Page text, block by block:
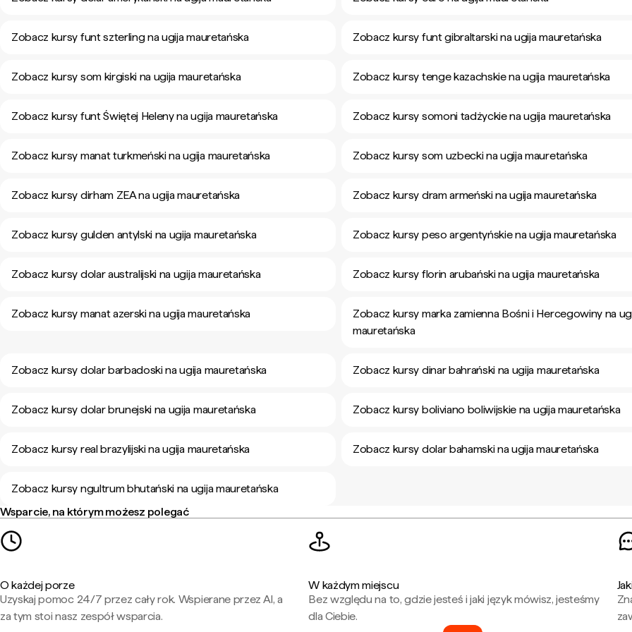
Zobacz kursy funt szterling na ugija mauretańska Zobacz kursy funt gibraltarski na ugija mauretańska
Zobacz kursy som kirgiski na ugija mauretańska Zobacz kursy tenge kazachskie na ugija mauretańska
Zobacz kursy funt Świętej Heleny na ugija mauretańska Zobacz kursy somoni tadżyckie na ugija mauretańska
Zobacz kursy manat turkmeński na ugija mauretańska Zobacz kursy som uzbecki na ugija mauretańska
Zobacz kursy dirham ZEA na ugija mauretańska Zobacz kursy dram armeński na ugija mauretańska
Zobacz kursy gulden antylski na ugija mauretańska Zobacz kursy peso argentyńskie na ugija mauretańska
Zobacz kursy dolar australijski na ugija mauretańska Zobacz kursy florin arubański na ugija mauretańska
Zobacz kursy manat azerski na ugija mauretańska
Zobacz kursy marka zamienna Bośni i Hercegowiny na
mauretańska
Zobacz kursy dolar barbadoski na ugija mauretańska Zobacz kursy dinar bahrański na ugija mauretańska
Zobacz kursy dolar brunejski na ugija mauretańska Zobacz kursy boliviano boliwijskie na ugija mauretańska
Zobacz kursy real brazylijski na ugija mauretańska Zobacz kursy dolar bahamski na ugija mauretańska
Zobacz kursy ngultrum bhutański na ugija mauretańska
Wsparcie, na którym możesz polegać
O każdej porze
Uzyskaj pomoc 24/7 przez cały rok. Wspierane przez AI, a
za tym stoi nasz zespół wsparcia.
W każdym miejscu
Bez względu na to, gdzie jesteś i jaki język mówisz, jesteśmy
dla Ciebie.